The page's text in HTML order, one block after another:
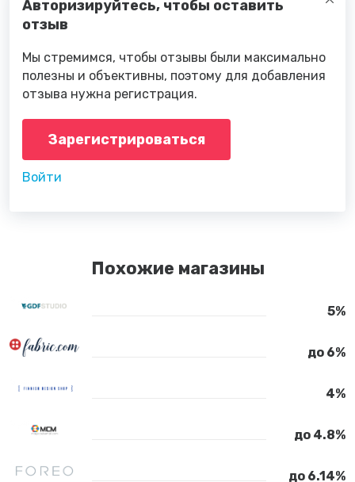
Авторизируйтесь, чтобы оставить
отзыв
Мы стремимся, чтобы отзывы были максимально
полезны и объективны, поэтому для добавления
отзыва нужна регистрация.
Зарегистрироваться
Войти
Похожие магазины
5%
до 6%
4%
до 4.8%
до 6.14%